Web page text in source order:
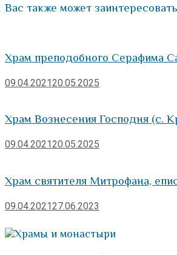
Вас также может заинтересовать
Храм преподобного Серафима
09.04.202120.05.2025
Храм Вознесения Господня (с.
09.04.202120.05.2025
Храм святителя Митрофана,
09.04.202127.06.2023
Храмы и монастыри